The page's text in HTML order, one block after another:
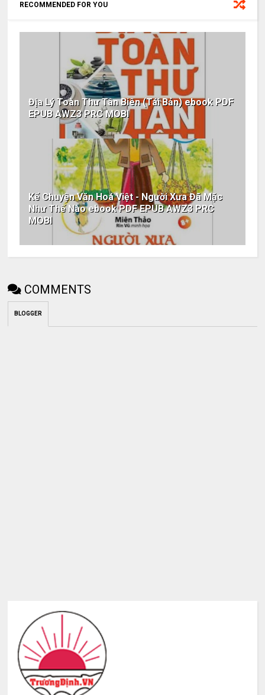
RECOMMENDED FOR YOU
Địa Lý Toàn Thư Tân Biên (Tái Bản) ebook PDF
EPUB AWZ3 PRC MOBI
Kể Chuyện Văn Hoá Việt - Người Xưa Đã Mặc
Như Thế Nào ebook PDF EPUB AWZ3 PRC
MOBI
COMMENTS
BLOGGER